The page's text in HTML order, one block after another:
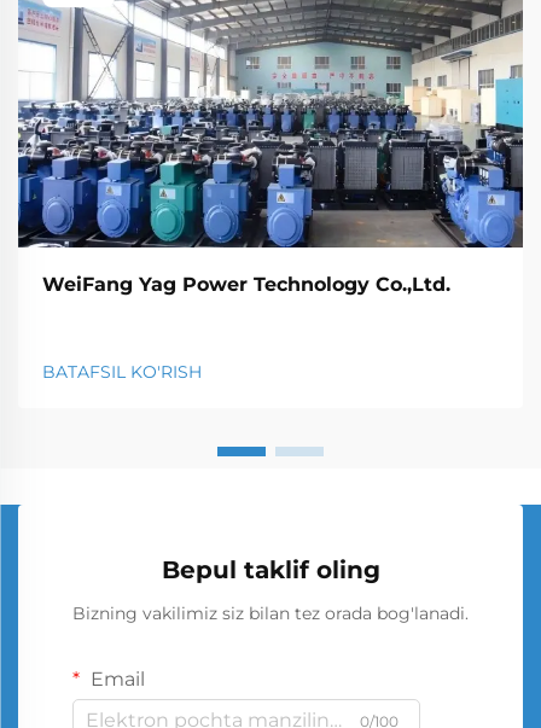
WeiFang Yag Power Technology Co.,Ltd.
BATAFSIL KO'RISH
Bepul taklif oling
Bizning vakilimiz siz bilan tez orada bog'lanadi.
Email
0/100